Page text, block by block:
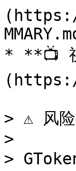
* **📺
(https://
> ⚠️ 风险
>
>